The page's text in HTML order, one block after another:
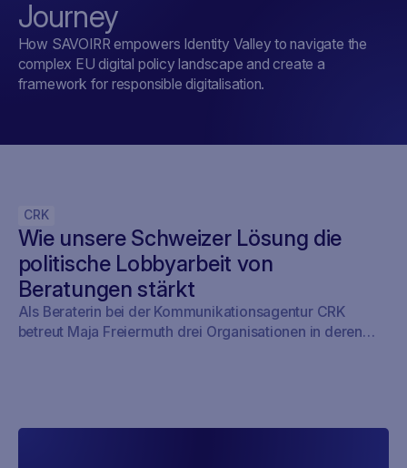
Journey
How SAVOIRR empowers Identity Valley to navigate the
complex EU digital policy landscape and create a
framework for responsible digitalisation.
CRK
Wie unsere Schweizer Lösung die
politische Lobbyarbeit von
Beratungen stärkt
Als Beraterin bei der Kommunikationsagentur CRK
betreut Maja Freiermuth drei Organisationen in deren